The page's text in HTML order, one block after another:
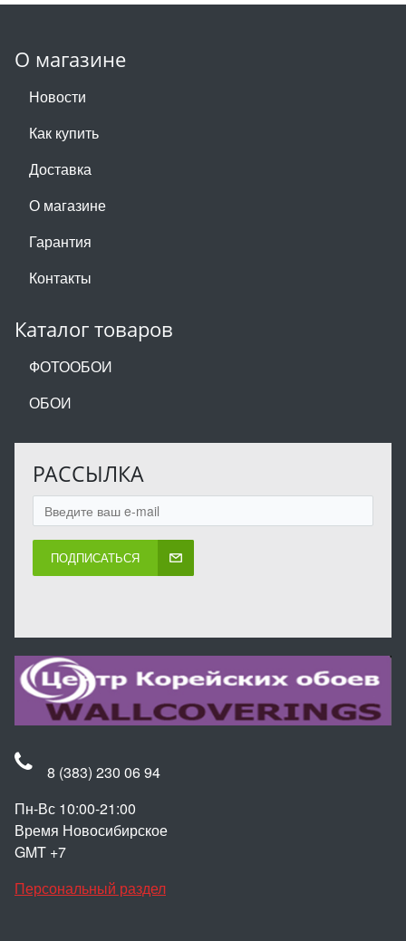
О магазине
Новости
Как купить
Доставка
О магазине
Гарантия
Контакты
Каталог товаров
ФОТООБОИ
ОБОИ
РАССЫЛКА
ПОДПИСАТЬСЯ
8 (383) 230 06 94
Пн-Вс 10:00-21:00
Время Новосибирское
GMT +7
Персональный раздел